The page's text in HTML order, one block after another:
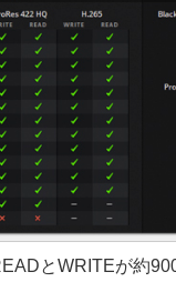
とWRITEが約